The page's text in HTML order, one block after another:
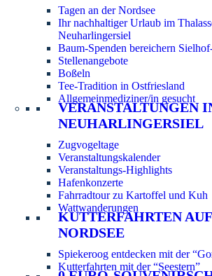
Tagen an der Nordsee
Ihr nachhaltiger Urlaub im
Neuharlingersiel
Baum-Spenden bereichern
Stellenangebote
Boßeln
Tee-Tradition in Ostfriesland
Allgemeinmediziner/in gesucht
VERANSTALTUNGEN
NEUHARLINGERSIEL
Zugvogeltage
Veranstaltungskalender
Veranstaltungs-Highlights
Hafenkonzerte
Fahrradtour zu Kartoffel und Kuh
Wattwanderungen
KUTTERFAHRTEN
NORDSEE
Spiekeroog entdecken mit der
Kutterfahrten mit der “Seestern”